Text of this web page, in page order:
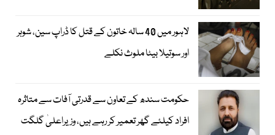
لاہور میں 40 سالہ خاتون کے قتل کا ڈراپ سین، شوہر
اور سوتیلا بیٹا ملوث نکلے
حکومت سندھ کے تعاون سے قدرتی آفات سے متاثرہ
افراد کیلئے گھر تعمیر کر رہے ہیں، وزیراعلیٰ گلگت